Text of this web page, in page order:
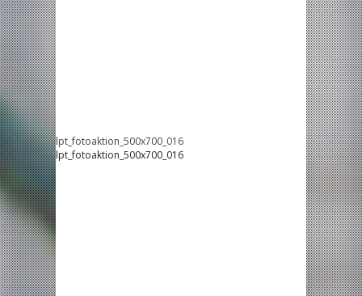
lpt_fotoaktion_500x700_016
lpt_fotoaktion_500x700_016